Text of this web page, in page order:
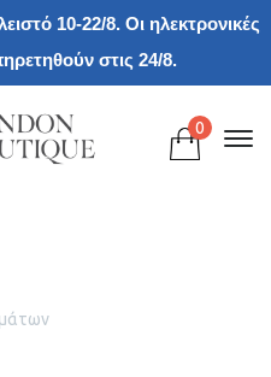
10-22/8. Οι ηλεκτρονικές
στις 24/8.
0